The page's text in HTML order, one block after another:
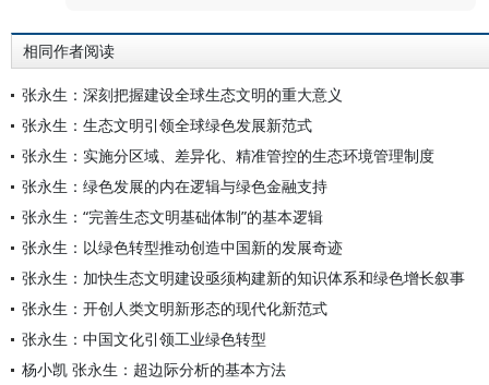
相同作者阅读
张永生：深刻把握建设全球生态文明的重大意义
张永生：生态文明引领全球绿色发展新范式
张永生：实施分区域、差异化、精准管控的生态环境管理制度
张永生：绿色发展的内在逻辑与绿色金融支持
张永生：“完善生态文明基础体制”的基本逻辑
张永生：以绿色转型推动创造中国新的发展奇迹
张永生：加快生态文明建设亟须构建新的知识体系和绿色增长叙事
张永生：开创人类文明新形态的现代化新范式
张永生：中国文化引领工业绿色转型
杨小凯 张永生：超边际分析的基本方法